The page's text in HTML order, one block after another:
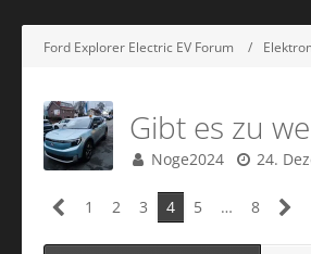
Ford Explorer Electric EV Forum
Gibt es zu
Noge2024 24.
1 2 3 4 5 … 8